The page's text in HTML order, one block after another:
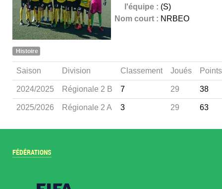
l'équipe : (S)
Nom court : NRBEO
Histoire
Saison Division Classement Joués Points
2024/2025 Régionale 2 B 7 29 38
2025/2026 Régionale 2 A 3 29 63
FÉDÉRATIONS